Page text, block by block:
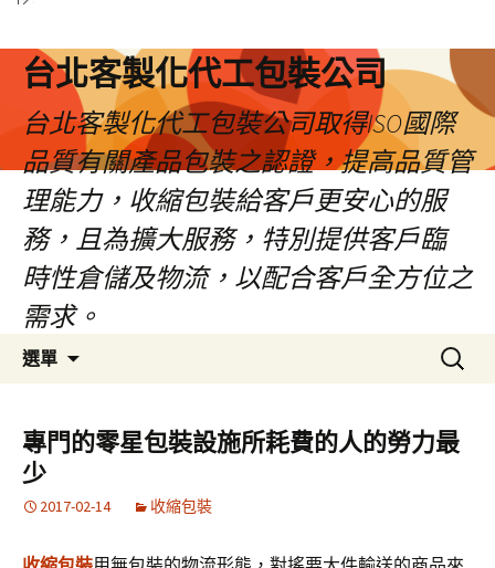
台北客製化代工包裝公司
台北客製化代工包裝公司取得ISO國際
品質有關產品包裝之認證，提高品質管
理能力，收縮包裝給客戶更安心的服
務，且為擴大服務，特別提供客戶臨
時性倉儲及物流，以配合客戶全方位之
需求。
選單
容
區
搜
尋
鍵
字:
專門的零星包裝設施所耗費的人的勞力最
少
2017-02-14 收縮包裝